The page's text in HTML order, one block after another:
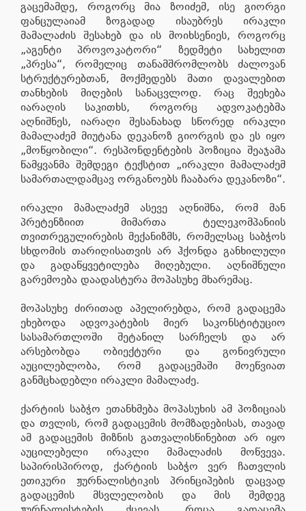
გაცემამდე, როგორც მია ზოიძემ, ისე გიორგი
ფანცულაიამ ზოგადად ისაუბრეს ირაკლი
მამალაძის შესახებ და ის მოიხსენიეს, როგორც
„აგენტი პროვოკატორი“ ზედმეტი სახელით
„პრესა“, რომელიც თანამშრომლობს ძალოვან
სტრუქტურებთან, მოქმედებს მათი დავალებით
თანხების მიღების სანაცვლოდ. რაც შეეხება
იარაღის საკითხს, როგორც ადვოკატებმა
აღნიშნეს, იარაღი შესანახად სწორედ ირაკლი
მამალაძემ მიუტანა დეკანოზ გიორგის და ეს იყო
„მოწყობილი“. რესპონდენტების პოზიცია შეაჯამა
წამყვანმა შემდეგი ტექსტით „ირაკლი მამალაძემ
სამართალდამცავ ორგანოებს ჩააბარა დეკანოზი“.
ირაკლი მამალაძემ ასევე აღნიშნა, რომ მან
პრეტენზიით მიმართა ტელეკომპანიის
თვითრეგულირების მექანიზმს, რომელსაც საბჭოს
სხდომის თარიღისათვის არ ჰქონდა განხილული
და გადაწყვეტილება მიღებული. აღნიშნული
გარემოება დაადასტურა მოპასუხე მხარემაც.
მოპასუხე ძირითად აპელირებდა, რომ გადაცემა
ეხებოდა ადვოკატების მიერ საკონსტიტუციო
სასამართლოში შეტანილ სარჩელს და არ
არსებობდა ობიექტური და გონივრული
აუცილებლობა, რომ გადაცემაში მოეწვიათ
განმცხადებლი ირაკლი მამალაძე.
ქარტიის საბჭო ეთანხმება მოპასუხის ამ პოზიციას
და თვლის, რომ გადაცემის მომზადებისას, თავად
ამ გადაცემის მიზნის გათვალისწინებით არ იყო
აუცილებელი ირაკლი მამალაძის მოწვევა.
საპირისპიროდ, ქარტიის საბჭო ვერ ჩათვლის
ეთიკური ჟურნალისტიკის პრინციპების დაცვად
გადაცემის მსვლელობის და მის შემდეგ